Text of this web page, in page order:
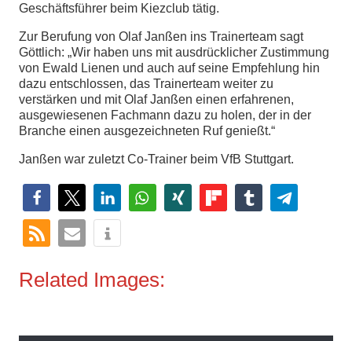
Geschäftsführer beim Kiezclub tätig.
Zur Berufung von Olaf Janßen ins Trainerteam sagt
Göttlich: „Wir haben uns mit ausdrücklicher Zustimmung
von Ewald Lienen und auch auf seine Empfehlung hin
dazu entschlossen, das Trainerteam weiter zu
verstärken und mit Olaf Janßen einen erfahrenen,
ausgewiesenen Fachmann dazu zu holen, der in der
Branche einen ausgezeichneten Ruf genießt.“
Janßen war zuletzt Co-Trainer beim VfB Stuttgart.
Related Images: